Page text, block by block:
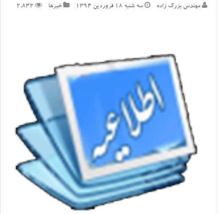
مهندس بزرگ زاده سه شنبه ۱۸ فروردین ۱۳۹۴ خبرها 2,832